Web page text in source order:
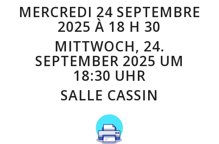
MERCREDI 24 SEPTEMBRE
2025 À 18 H 30
MITTWOCH, 24.
SEPTEMBER 2025 UM
18:30 UHR
SALLE CASSIN